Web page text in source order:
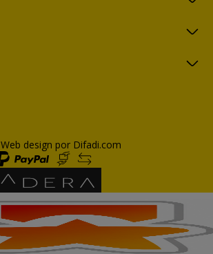
Web design por Difadi.com